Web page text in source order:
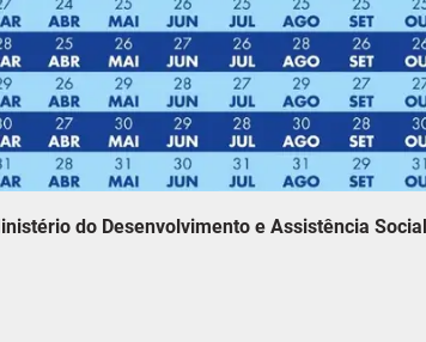
do Desenvolvimento e Assistência